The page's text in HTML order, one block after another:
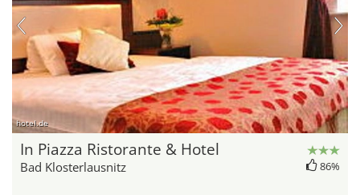
hotel.de
In Piazza Ristorante & Hotel
Bad Klosterlausnitz 86%